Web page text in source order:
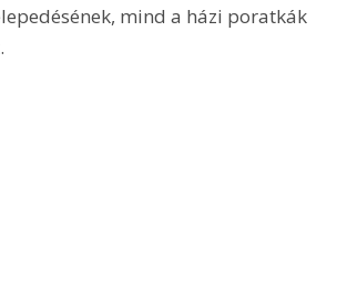
mind a házi poratkák